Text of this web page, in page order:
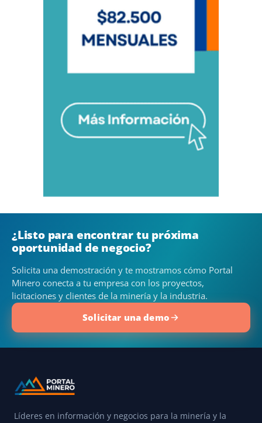
¿Listo para encontrar tu próxima
oportunidad de negocio?
Solicita una demostración y te mostramos cómo Portal
Minero conecta a tu empresa con los proyectos,
licitaciones y clientes de la minería y la industria.
Solicitar una demo
Líderes en información y negocios para la minería y la